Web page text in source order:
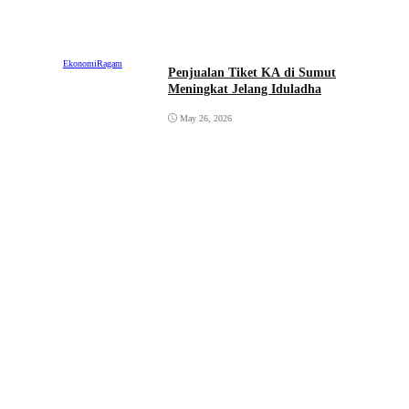
EkonomiRagam
Penjualan Tiket KA di Sumut
Meningkat Jelang Iduladha
May 26, 2026